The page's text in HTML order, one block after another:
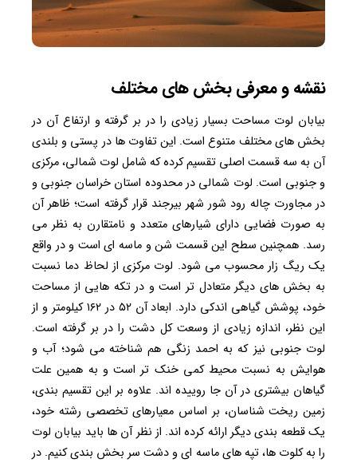
نقشه و معرفی بخش های مختلف
بیابان لوت مساحت بسیار زیادی را در بر گرفته و ارتفاع آن در
بخش های مختلف متنوع است. این تفاوت ها در پستی و بلندی
آن به سه قسمت اصلی تقسیم کرده که شامل لوت شمالی، مرکزی
و جنوبی است. لوت شمالی در محدوده استان خراسان جنوبی و
در مجاورت چاله رود شور شهر بیرجند قرار گرفته است؛ ظاهر آن
به صورت فضایی دارای شیارهای متعدد و نامتقارن به نظر می
رسد. همچنین سطح این قسمت شن و ماسه ای است و در واقع
یک ریگ زار محسوب می شود. لوت مرکزی از لحاظ دما نسبت
به بخش های دیگر متعادل تر است و در تکه هایی از مساحت
خود، پوشش گیاهی اندکی دارد. ابعاد آن ۵۲ در ۱۶۲ کیلومتر و از
این نظر، اندازه زیادی از وسعت کل دشت را در بر گرفته است.
لوت جنوبی نیز که به احمد زنگی هم شناخته می شود؛ آب و
هوایش به نسبت محیط کمی خنک تر است و به همین علت
گیاهان بیشتری در آن جا روییده اند. علاوه بر این تقسیم بندی،
زمین ریخت شناسان، بر اساس معیارهای تخصصی رشته خود،
یک قطعه بندی دیگر ارائه کرده اند. از نظر آن ها باید بیابان لوت
را به کلوت ها، تپه های ماسه ای و دشت سر بخش بندی کنیم. در